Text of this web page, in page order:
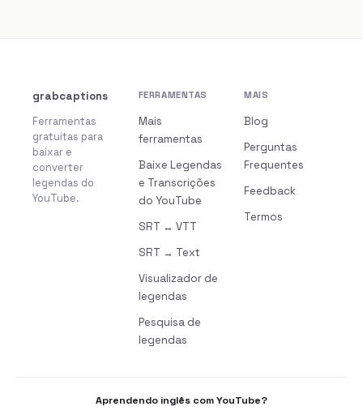
grabcaptions
Ferramentas
gratuitas para
baixar e
converter
legendas do
YouTube.
FERRAMENTAS
Mais
ferramentas
Baixe Legendas
e Transcrições
do YouTube
SRT ↔ VTT
SRT → Text
Visualizador de
legendas
Pesquisa de
legendas
MAIS
Blog
Perguntas
Frequentes
Feedback
Termos
Aprendendo inglês com YouTube?